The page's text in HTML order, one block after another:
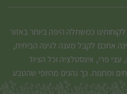
כמשתלה היפה ביותר באזור
אתכם לקבל מענה לגינה הביתית,
פרי, אינסטלציה וכל הציוד
ומתנות. כך נהנים מהיופי שהטבע